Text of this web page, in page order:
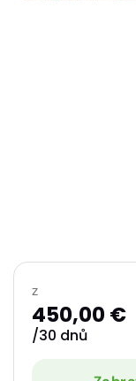
z
450,00 €
/30 dnů